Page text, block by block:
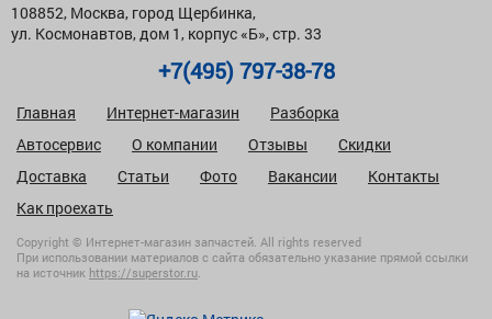
108852, Москва, город Щербинка,
ул. Космонавтов, дом 1, корпус «Б», стр. 33
+7(495) 797-38-78
Главная Интернет-магазин
Разборка
Автосервис
О компании Отзывы
Скидки
Доставка
Статьи Фото Вакансии
Контакты
Как проехать
Copyright © Интернет-магазин запчастей. All rights reserved
При использовании материалов с сайта обязательно указание прямой ссылки
на источник https://superstor.ru